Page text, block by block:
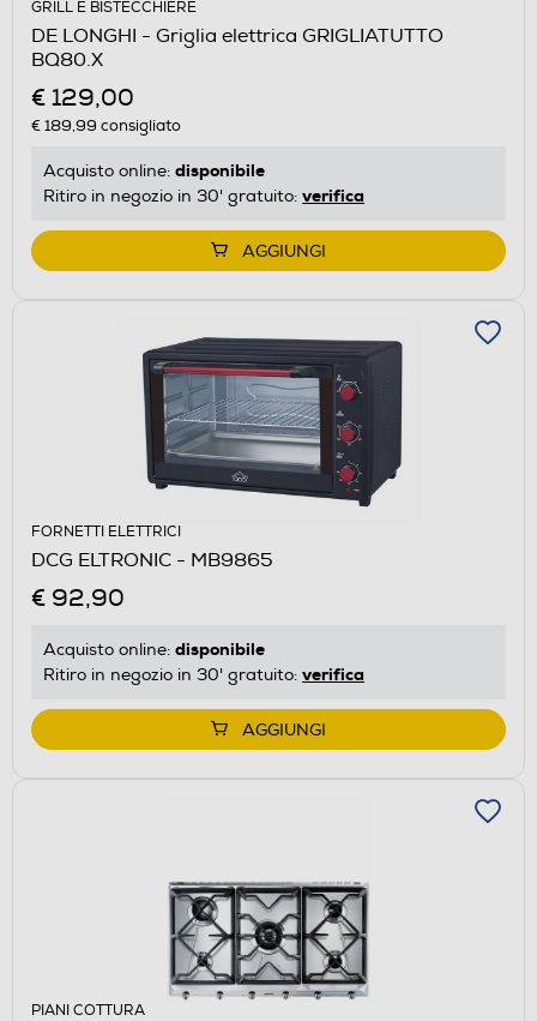
GRILL E BISTECCHIERE
DE LONGHI - Griglia elettrica GRIGLIATUTTO
BQ80.X
€ 129,00
€ 189,99 consigliato
Acquisto online: disponibile
Ritiro in negozio in 30' gratuito: verifica
AGGIUNGI
FORNETTI ELETTRICI
DCG ELTRONIC - MB9865
€ 92,90
Acquisto online: disponibile
Ritiro in negozio in 30' gratuito: verifica
AGGIUNGI
PIANI COTTURA